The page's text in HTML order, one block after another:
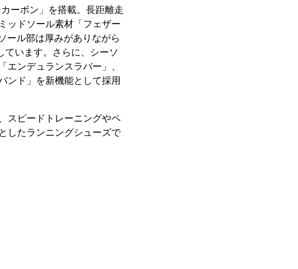
ーボン」を搭載。長距離走
ッドソール素材「フェザー
ール部は厚みがありながら
ています。さらに、シーソ
ンデュランスラバー」、
ンド」を新機能として採用
スピードトレーニングやペ
したランニングシューズで